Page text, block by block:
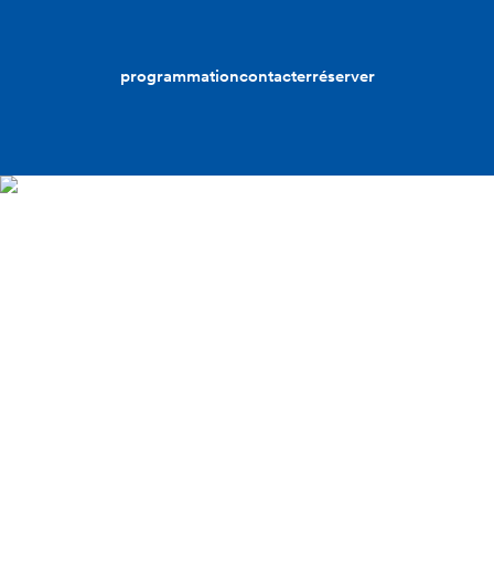
programmationcontacterréserver